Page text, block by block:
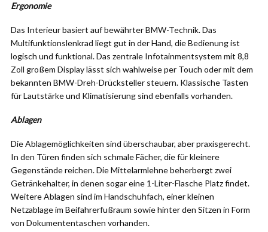
Ergonomie
Das Interieur basiert auf bewährter BMW-Technik. Das
Multifunktionslenkrad liegt gut in der Hand, die Bedienung ist
logisch und funktional. Das zentrale Infotainmentsystem mit 8,8
Zoll großem Display lässt sich wahlweise per Touch oder mit dem
bekannten BMW-Dreh-Drücksteller steuern. Klassische Tasten
für Lautstärke und Klimatisierung sind ebenfalls vorhanden.
Ablagen
Die Ablagemöglichkeiten sind überschaubar, aber praxisgerecht.
In den Türen finden sich schmale Fächer, die für kleinere
Gegenstände reichen. Die Mittelarmlehne beherbergt zwei
Getränkehalter, in denen sogar eine 1-Liter-Flasche Platz findet.
Weitere Ablagen sind im Handschuhfach, einer kleinen
Netzablage im Beifahrerfußraum sowie hinter den Sitzen in Form
von Dokumententaschen vorhanden.